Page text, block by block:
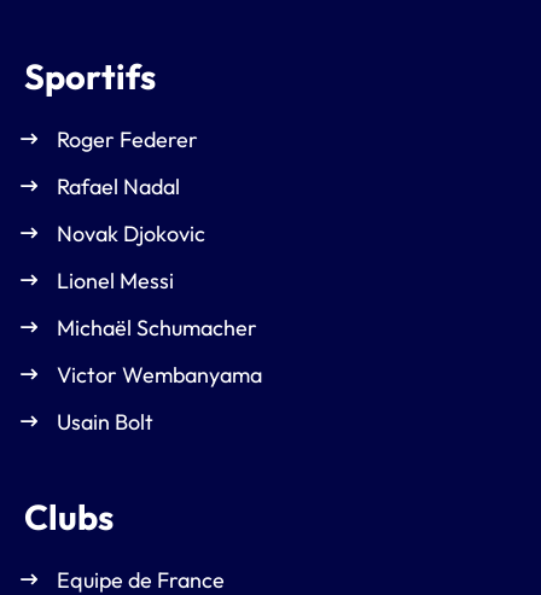
Sportifs
Roger Federer
Rafael Nadal
Novak Djokovic
Lionel Messi
Michaël Schumacher
Victor Wembanyama
Usain Bolt
Clubs
Equipe de France